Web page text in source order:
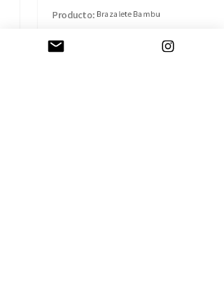
Producto: Brazalete Bambu
Isabel B.
Madrid, MD